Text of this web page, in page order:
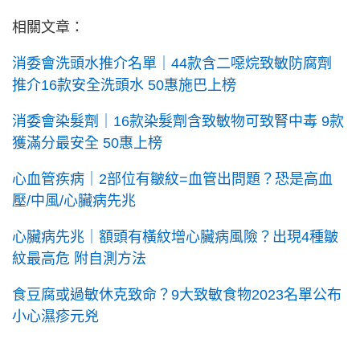
相關文章：
消委會洗頭水推介名單｜44款含二噁烷致敏防腐劑
推介16款安全洗頭水 50惠施巴上榜
消委會染髮劑｜16款染髮劑含致敏物可致腎中毒 9款
獲滿分最安全 50惠上榜
心血管疾病｜2部位有皺紋=血管出問題？恐是高血
壓/中風/心臟病先兆
心臟病先兆｜額頭有橫紋增心臟病風險？出現4種皺
紋最高危 附自測方法
食豆腐或過敏休克致命？9大致敏食物2023名單公布
小心濕疹元兇